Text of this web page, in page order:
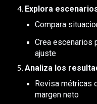
Explora
Compara
Crea escenarios
ajuste
Analiza los
Revisa métricas
margen neto